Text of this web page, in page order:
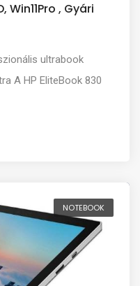
Win11Pro , Gyári
ultrabook
A HP EliteBook 830
NOTEBOOK